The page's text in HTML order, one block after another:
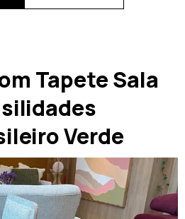
Tapete Sala
Verde